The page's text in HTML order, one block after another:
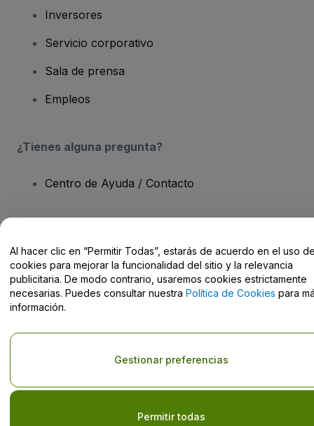
Inversores
Servicio corporativo
Sala de prensa
Empleos
¿Tienes alguna pregunta?
Centro de Ayuda / Contacto
Derechos reservados © viagogo Entertainment Inc 2026 Datos de
la Empresa
El uso de este sitio web constituye la aceptación de losTérminos y
Condiciones, de laPolítica de Privacidad, de laPolítica de Cookies
y de laPolítica de Privacidad para Móviles
privacidad
Al hacer clic en “Permitir Todas”, estarás de acuerdo en el uso
cookies para mejorar la funcionalidad del sitio y la relevancia
publicitaria. De modo contrario, usaremos cookies estrictamente
necesarias. Puedes consultar nuestra Política de Cookies para
información.
Permitir todas
Gestionar preferencias